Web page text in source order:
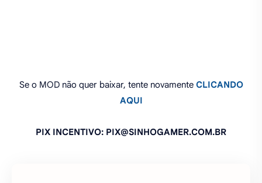
Se o MOD não quer baixar, tente novamente CLICANDO
AQUI
PIX INCENTIVO: PIX@SINHOGAMER.COM.BR